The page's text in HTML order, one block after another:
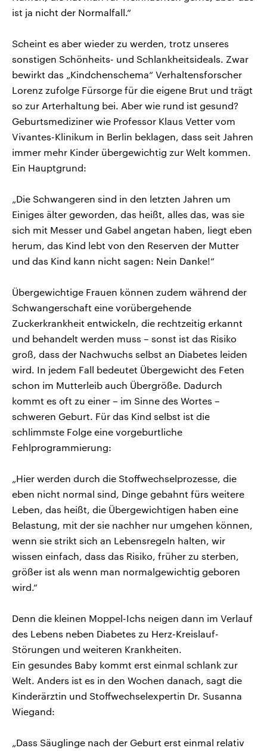
ist ja nicht der Normalfall.“
Scheint es aber wieder zu werden, trotz unseres
sonstigen Schönheits- und Schlankheitsideals. Zwar
bewirkt das „Kindchenschema“ Verhaltensforscher
Lorenz zufolge Fürsorge für die eigene Brut und trägt
so zur Arterhaltung bei. Aber wie rund ist gesund?
Geburtsmediziner wie Professor Klaus Vetter vom
Vivantes-Klinikum in Berlin beklagen, dass seit Jahren
immer mehr Kinder übergewichtig zur Welt kommen.
Ein Hauptgrund:
„Die Schwangeren sind in den letzten Jahren um
Einiges älter geworden, das heißt, alles das, was sie
sich mit Messer und Gabel angetan haben, liegt eben
herum, das Kind lebt von den Reserven der Mutter
und das Kind kann nicht sagen: Nein Danke!“
Übergewichtige Frauen können zudem während der
Schwangerschaft eine vorübergehende
Zuckerkrankheit entwickeln, die rechtzeitig erkannt
und behandelt werden muss – sonst ist das Risiko
groß, dass der Nachwuchs selbst an Diabetes leiden
wird. In jedem Fall bedeutet Übergewicht des Feten
schon im Mutterleib auch Übergröße. Dadurch
kommt es oft zu einer – im Sinne des Wortes –
schweren Geburt. Für das Kind selbst ist die
schlimmste Folge eine vorgeburtliche
Fehlprogrammierung:
„Hier werden durch die Stoffwechselprozesse, die
eben nicht normal sind, Dinge gebahnt fürs weitere
Leben, das heißt, die Übergewichtigen haben eine
Belastung, mit der sie nachher nur umgehen können,
wenn sie strikt sich an Lebensregeln halten, wir
wissen einfach, dass das Risiko, früher zu sterben,
größer ist als wenn man normalgewichtig geboren
wird.“
Denn die kleinen Moppel-Ichs neigen dann im Verlauf
des Lebens neben Diabetes zu Herz-Kreislauf-
Störungen und weiteren Krankheiten.
Ein gesundes Baby kommt erst einmal schlank zur
Welt. Anders ist es in den Wochen danach, sagt die
Kinderärztin und Stoffwechselexpertin Dr. Susanna
Wiegand:
„Dass Säuglinge nach der Geburt erst einmal relativ